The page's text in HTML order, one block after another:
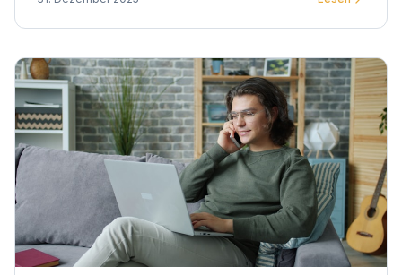
untersuchen lassen. Hier erfahren Sie alles Wichtige